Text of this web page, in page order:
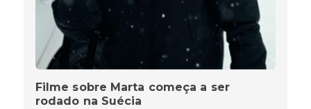
Filme sobre Marta começa a ser
rodado na Suécia